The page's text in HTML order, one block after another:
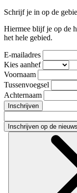
Schrijf je in op de
Hiermee blijf je op de
het hele gebied.
E-mailadres
Kies aanhef
Voornaam
Tussenvoegsel
Achternaam
Inschrijven
Inschrijven op de